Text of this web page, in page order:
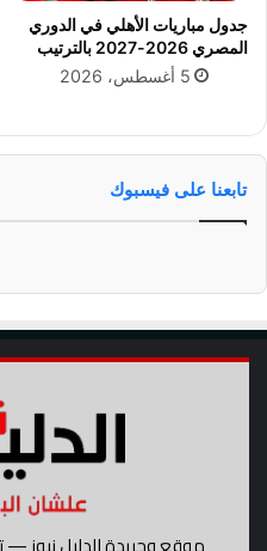
ر
ب
ء
2
0
ا
ز
و
د
ي
ع
ف
ع
جدول مباريات الأهلي في الدوري
المصري 2026-2027 بالترتيب
5 أغسطس، 2026
تابعنا على فيسبوك